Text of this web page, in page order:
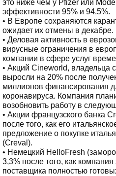
это ниже чем у Pfizer или
эффективности 95% и 94.5%.
• В Европе сохраняются
ожидает их отмены в декабре.
• Деловая активность в
вирусные ограничения в
компании в сфере услуг
• Акций Cineworld, владельца
выросли на 20% после
миллионов финансирования
коронавируса. Компания
возобновить работу в
• Акции французского банка
после того, как его
предложение о покупке
(Creval).
• Немецкий HelloFresh
3,3% после того, как
поставщика полностью